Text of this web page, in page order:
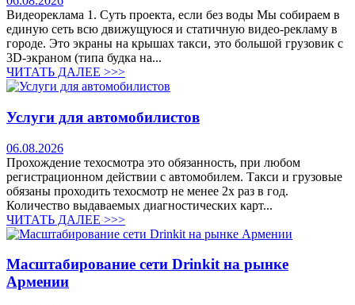
Видеореклама 1. Суть проекта, если без воды Мы собираем в
единую сеть всю движущуюся и статичную видео-рекламу в
городе. Это экраны на крышах такси, это большой грузовик с
3D-экраном (типа будка на...
ЧИТАТЬ ДАЛЕЕ >>>
Услуги для автомобилистов
06.08.2026
Прохождение техосмотра это обязанность, при любом
регистрационном действии с автомобилем. Такси и грузовые
обязаны проходить техосмотр не менее 2х раз в год.
Количество выдаваемых диагностических карт...
ЧИТАТЬ ДАЛЕЕ >>>
Масштабирование сети Drinkit на рынке
Армении